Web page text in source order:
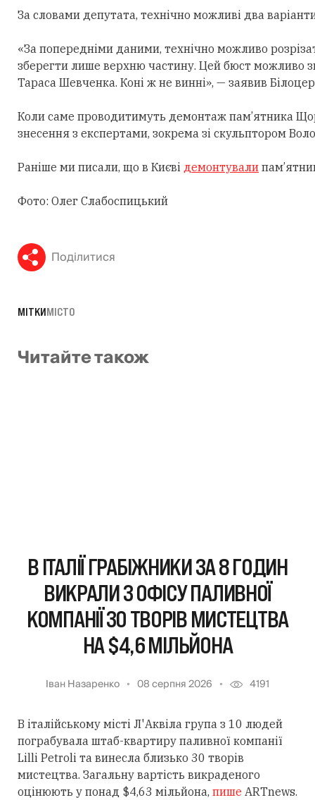
За словами депутата, технічно можливі два
«За попередніми даними, технічно можливо
зберегти лише верхню частину. Цей бюст можливо
Тараса Шевченка. Коні ж не винні», — заявив
Коли саме проводитимуть демонтаж пам’ятника
знесення з експертами, зокрема зі скульптором
Раніше ми писали, що в Києві демонтували
Фото: Олег Слабоспицький
Поділитися
МІТКИМІСТО
Читайте також
В ІТАЛІЇ ГРАБІЖНИКИ ЗА 8 ГОДИН
ВИКРАЛИ З ОФІСУ ПАЛИВНОЇ
КОМПАНІЇ 30 ТВОРІВ МИСТЕЦТВА
НА $4,6 МІЛЬЙОНА
Іван Назаренко 08 серпня 2026 4191
В італійському місті Л'Аквіла група з 10 людей
пограбувала штаб-квартиру паливної компанії
Lilli Petroli та винесла близько 30 творів
мистецтва. Загальну вартість викраденого
оцінюють у понад $4,63 мільйона, пише ARTnews.